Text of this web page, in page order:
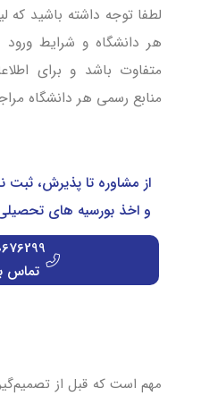
لطفا توجه داشته باشید
هر دانشگاه و شرایط
متفاوت باشد و برای
منابع رسمی هر دانشگاه
از مشاوره تا پذیرش، ثبت
و اخذ بورسیه های
تماس
مهم است که قبل از